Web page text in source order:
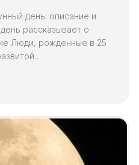
день: описание и
рассказывает о
Люди, рожденные в 25